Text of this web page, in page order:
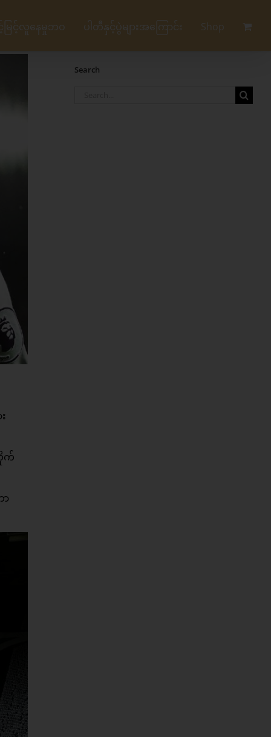
ြင့်လူနေမှုဘဝ ပါတီနှင့်ပွဲများအကြောင်း Shop
က်
Search